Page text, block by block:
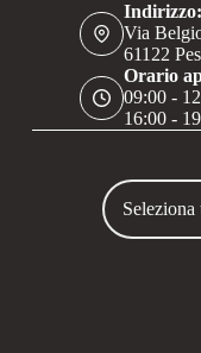
Indirizzo:
Via
61122
Orario
09:00 -
16:00 -
Seleziona
una
categoria